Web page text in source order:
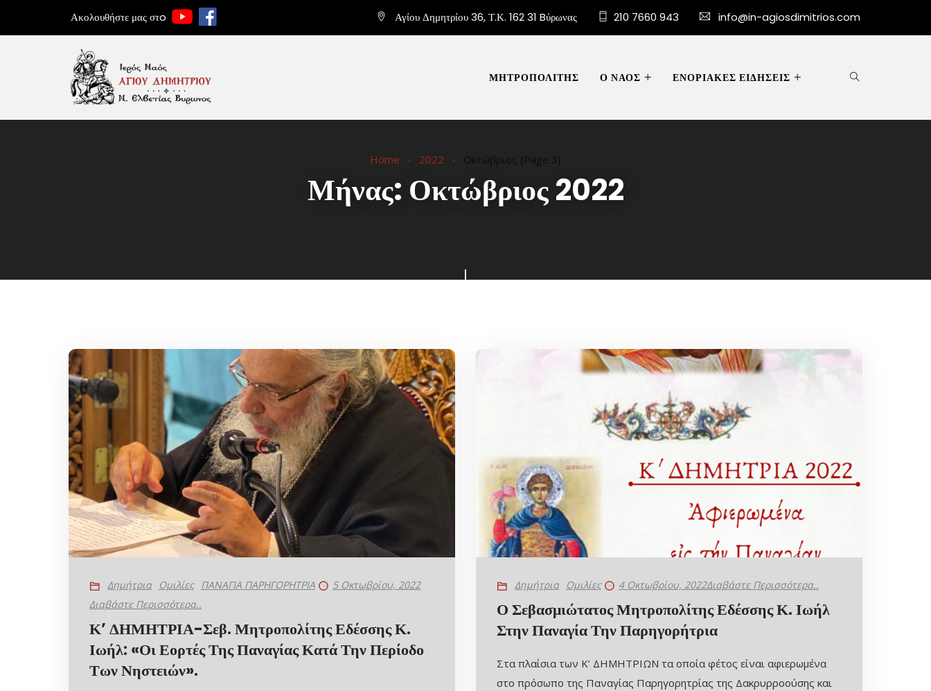
Ακολουθήστε μας στo Αγίου Δημητρίου 36, Τ.Κ. 162 31 Bύρωνας 210 7660 943 info@in-agiosdimitrios.com
ΜΗΤΡΟΠΟΛΙΤΗΣ Ο ΝΑΟΣ ΕΝΟΡΙΑΚΕΣ ΕΙΔΗΣΕΙΣ
Home 2022 Οκτώβριος (Page 3)
Μήνας: Οκτώβριος 2022
Δημήτρια Ομιλίες ΠΑΝΑΓΙΑ ΠΑΡΗΓΟΡΗΤΡΙΑ
5 Οκτωβρίου, 2022
Διαβάστε Περισσότερα..
Κ’ ΔΗΜΗΤΡΙΑ-Σεβ. Μητροπολίτης Εδέσσης Κ.
Ιωήλ: «Οι Εορτές Της Παναγίας Κατά Την Περίοδο
Των Νηστειών».
Δημήτρια Ομιλίες 4 Οκτωβρίου, 2022Διαβάστε Περισσότερα..
Ο Σεβασμιώτατος Μητροπολίτης Εδέσσης Κ. Ιωήλ
Στην Παναγία Την Παρηγορήτρια
Στα πλαίσια των Κ’ ΔΗΜΗΤΡΙΩΝ τα οποία φέτος είναι αφιερωμένα
στο πρόσωπο της Παναγίας Παρηγορητρίας της Δακρυρροούσης και